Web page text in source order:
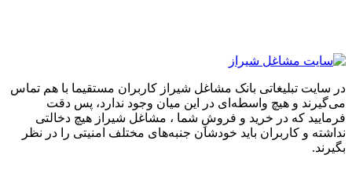
در سایت تبلیغاتی بانک مشاغل شیراز کاربران مستقیما با هم تماس
می‌گیرند و هیچ واسطه‌ای در این میان وجود ندارد، پس دقت
فرمایید که در خرید و فروشِ شما ، مشاغل شیراز هیچ دخالتی
نداشته و کاربران باید خودشان جنبه‌های مختلف امنیتی را در نظر
بگیرند.